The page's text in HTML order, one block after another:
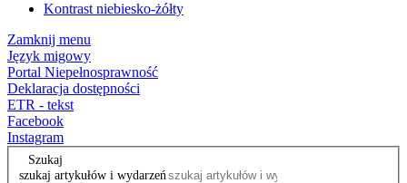
Kontrast niebiesko-żółty
Zamknij menu
Język migowy
Portal Niepełnosprawność
Deklaracja dostępności
ETR - tekst
Facebook
Instagram
Szukaj
szukaj artykułów i wydarzeń